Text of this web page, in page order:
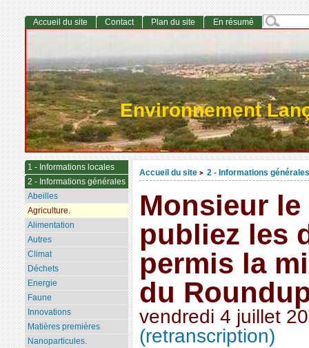
Environnement
Accueil du site > 2 - Informations générales
Monsieur
publiez les
permis la
du
vendredi 4 juillet
(retranscription)
Accueil du site Contact Plan du site En résumé
1 - Informations locales
2 - Informations générales
Abeilles
Agriculture.
Alimentation
Autres
Climat
Déchets
Energie
Faune
Innovations
Matières premières
Nanoparticules.